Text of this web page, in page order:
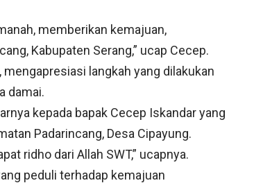
memberikan kemajuan,
Kabupaten Serang,” ucap Cecep.
mengapresiasi langkah yang dilakukan
damai.
kepada bapak Cecep Iskandar yang
Padarincang, Desa Cipayung.
ridho dari Allah SWT,” ucapnya.
peduli terhadap kemajuan